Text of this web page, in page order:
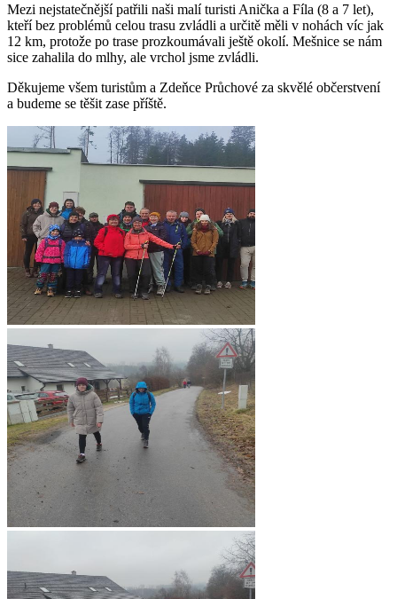
Mezi nejstatečnější patřili naši malí turisti Anička a Fíla (8 a 7 let),
kteří bez problémů celou trasu zvládli a určitě měli v nohách víc jak
12 km, protože po trase prozkoumávali ještě okolí. Mešnice se nám
sice zahalila do mlhy, ale vrchol jsme zvládli.
Děkujeme všem turistům a Zdeňce Průchové za skvělé občerstvení
a budeme se těšit zase příště.